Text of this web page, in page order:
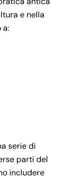
e nella
a:
serie di
parti del
includere